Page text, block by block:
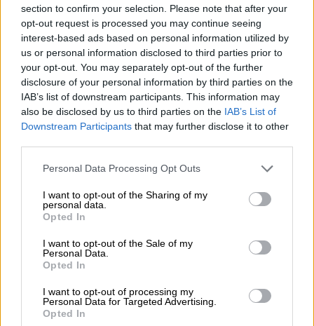
section to confirm your selection. Please note that after your
opt-out request is processed you may continue seeing
interest-based ads based on personal information utilized by
us or personal information disclosed to third parties prior to
your opt-out. You may separately opt-out of the further
disclosure of your personal information by third parties on the
IAB’s list of downstream participants. This information may
also be disclosed by us to third parties on the IAB’s List of
Downstream Participants that may further disclose it to other
Personal Data Processing Opt Outs
I want to opt-out of the Sharing of my
personal data.
Opted In
I want to opt-out of the Sale of my
Personal Data.
Opted In
I want to opt-out of processing my
Personal Data for Targeted Advertising.
Opted In
06.08.2026 - 10:45
Ευρώπη: Μπορεί η κλιματική αλλαγή να οδηγήσει σε
ενεργειακή κρίση;
06.08.2026 - 09:15
Στέλιος Λιανός – INTERAMERICAN / Αθηναϊκή Γενική Κλινική
Η γαλλική «ψήφος» στο «καλώδιο» και τα συμφέροντα, οι
ελληνικές τράπεζες «πρωταθλήτριες» στα δάνεια, νέο deal
05.08.2026 - 13:37
Randy Schekman, Νομπελίστας Ιατρικής: «Σε πέντε χρόνια
Πάρκινσον»
Ε.Ε και παράνομη μετανάστευση: προτάσεις και δράσεις με
παρονομαστή το κοινό συμφέρον